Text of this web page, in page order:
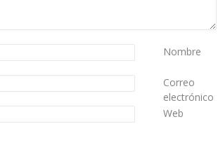
Nombre
Correo
electrónico
Web